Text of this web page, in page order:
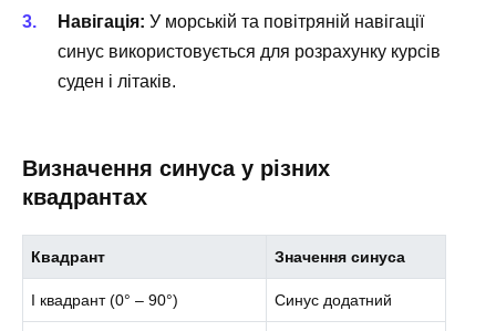
Навігація: У морській та повітряній навігації
синус використовується для розрахунку курсів
суден і літаків.
Визначення синуса у різних
квадрантах
Квадрант Значення синуса
I квадрант (0° – 90°) Синус додатний